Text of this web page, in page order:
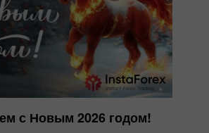
с Новым 2026 годом!